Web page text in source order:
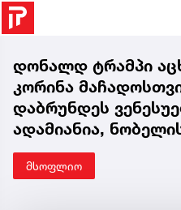
დონალდ ტრამპი
კორინა
დაბრუნდეს
ადამიანია,
მსოფლიო